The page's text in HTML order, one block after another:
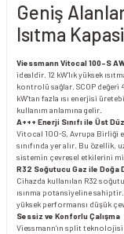
Geniş
Isıtma
Viessmann Vitocal 100-S
idealdir. 12 kW’lık yüksek
kontrolü sağlar. SCOP değeri
kW’tan fazla ısı enerjisi
kullanım anlamına gelir.
A+++ Enerji Sınıfı ile Üst
Vitocal 100-S, Avrupa Birliği
sınıfında yer alır. Bu
sistemin çevresel etkilerini
R32 Soğutucu Gaz ile Doğa
Cihazda kullanılan R32
ısınma potansiyeline
yüksek performansı düşük
Sessiz ve Konforlu Çalışma
Viessmann’ın split teknolojisi